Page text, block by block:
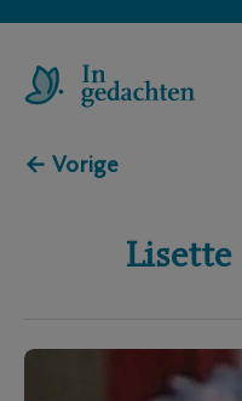
← Vorige
Lisette